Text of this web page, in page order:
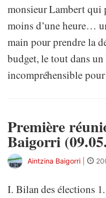
monsieur Lambert qui
moins d’une heure…
main pour prendre la
budget, le tout dans
incompréhensible
Première
Baigorri
Aintzina Baigorri
I. Bilan des élections